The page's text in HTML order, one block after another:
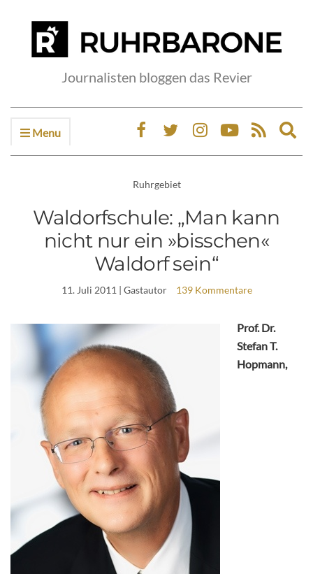
Journalisten bloggen das Revier
Menu
Ruhrgebiet
Waldorfschule: „Man kann
nicht nur ein »bisschen«
Waldorf sein“
11. Juli 2011 | Gastautor 139 Kommentare
Prof. Dr.
Stefan T.
Hopmann,